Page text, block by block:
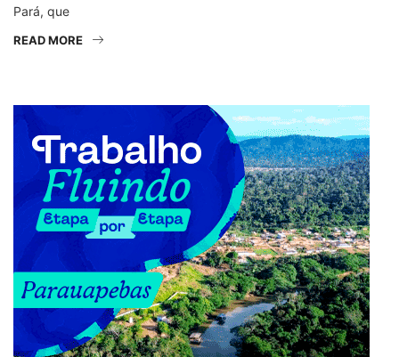
Pará, que
READ MORE